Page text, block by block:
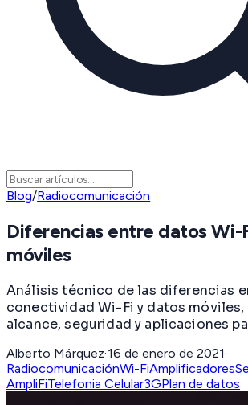
Blog/Radiocomunicación
Diferencias entre datos Wi-
móviles
Análisis técnico de las diferencias
conectividad Wi-Fi y datos móviles,
alcance, seguridad y aplicaciones
Alberto Márquez·16 de enero de 2021·
RadiocomunicaciónWi-FiAmplificadores
AmpliFiTelefonia Celular3GPlan de datos